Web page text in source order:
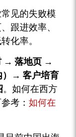
见的失败模
跟进效率、
化率。
→ 落地页 →
）→ 客户培育
。如何在西方
考： 如何在